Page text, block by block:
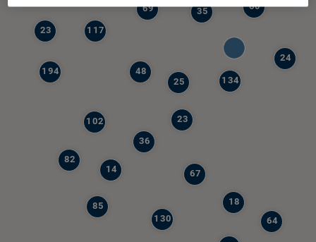
85
194
117
64
67
82
36
130
69
134
23
35
102
23
48
14
60
18
24
25